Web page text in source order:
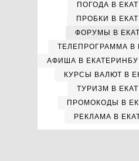
ПОГОДА В
ПРОБКИ В
ФОРУМЫ В
ТЕЛЕПРОГРАММА В
АФИША В
КУРСЫ ВАЛЮТ В
ТУРИЗМ В
ПРОМОКОДЫ В
РЕКЛАМА В